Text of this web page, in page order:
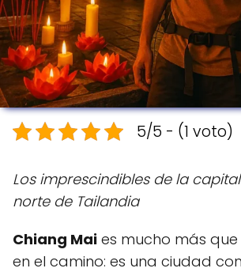
5/5 - (1 voto)
Los imprescindibles de la
norte de Tailandia
Chiang Mai es mucho más
en el camino: es una ciudad